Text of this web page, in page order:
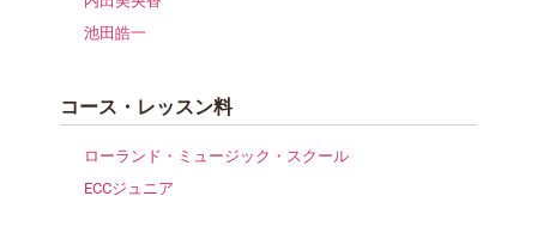
池田皓一
コース・レッスン料
ローランド・ミュージック・スクール
ECCジュニア